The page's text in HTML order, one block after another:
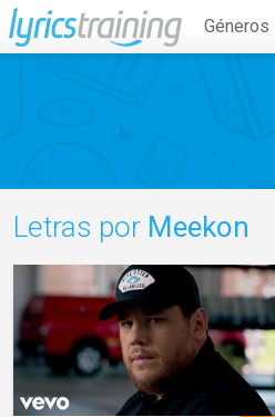
Géneros
Letras por Meekon